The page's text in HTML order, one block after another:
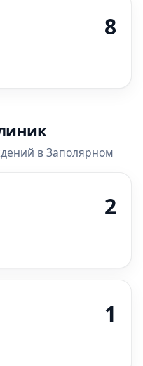
8
в Заполярном
2
1